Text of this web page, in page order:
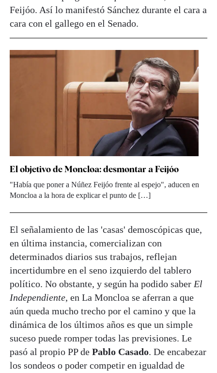
Feijóo. Así lo manifestó Sánchez durante el cara a
cara con el gallego en el Senado.
El objetivo de Moncloa: desmontar a Feijóo
"Había que poner a Núñez Feijóo frente al espejo", aducen en
Moncloa a la hora de explicar el punto de […]
El señalamiento de las 'casas' demoscópicas que,
en última instancia, comercializan con
determinados diarios sus trabajos, reflejan
incertidumbre en el seno izquierdo del tablero
político. No obstante, y según ha podido saber El
Independiente, en La Moncloa se aferran a que
aún queda mucho trecho por el camino y que la
dinámica de los últimos años es que un simple
suceso puede romper todas las previsiones. Le
pasó al propio PP de Pablo Casado. De encabezar
los sondeos o poder competir en igualdad de